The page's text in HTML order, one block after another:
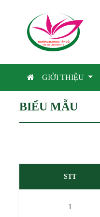
TRƯỜNG ĐẠI HỌC TÂY ĐÔ
TAY DO UNIVERSIT Y
GIỚI THIỆU
BIỂU MẪU
STT
1